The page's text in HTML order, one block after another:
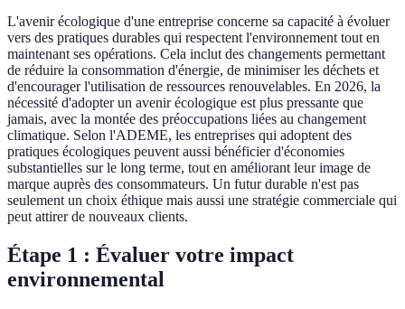
L'avenir écologique d'une entreprise concerne sa capacité à évoluer
vers des pratiques durables qui respectent l'environnement tout en
maintenant ses opérations. Cela inclut des changements permettant
de réduire la consommation d'énergie, de minimiser les déchets et
d'encourager l'utilisation de ressources renouvelables. En 2026, la
nécessité d'adopter un avenir écologique est plus pressante que
jamais, avec la montée des préoccupations liées au changement
climatique. Selon l'ADEME, les entreprises qui adoptent des
pratiques écologiques peuvent aussi bénéficier d'économies
substantielles sur le long terme, tout en améliorant leur image de
marque auprès des consommateurs. Un futur durable n'est pas
seulement un choix éthique mais aussi une stratégie commerciale qui
peut attirer de nouveaux clients.
Étape 1 : Évaluer votre impact
environnemental